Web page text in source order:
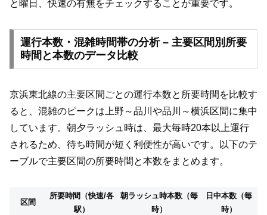
と曜日、快速の有無をチェックすることが重要です。
運行本数・混雑時間帯の分析 – 主要区間別所要
時間と本数のデータ比較
京浜東北線の主要区間ごとの運行本数と所要時間を比較す
ると、混雑のピークは上野～品川や品川～横浜区間に集中
しています。朝夕ラッシュ時は、最大毎時20本以上運行
されるため、待ち時間が短く利便性が高いです。以下のテ
ーブルで主要区間の所要時間と本数をまとめます。
区間
所要時間（快速/各
駅）
朝ラッシュ時本数（毎
時）
日中本数（毎
時）